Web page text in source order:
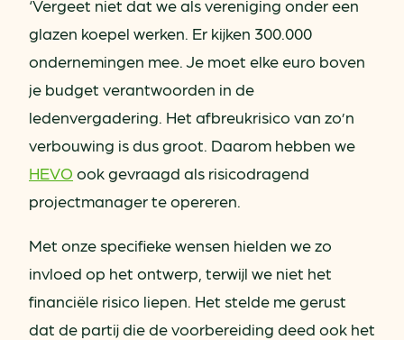
‘Vergeet niet dat we als vereniging onder een
glazen koepel werken. Er kijken 300.000
ondernemingen mee. Je moet elke euro boven
je budget verantwoorden in de
ledenvergadering. Het afbreukrisico van zo’n
verbouwing is dus groot. Daarom hebben we
HEVO ook gevraagd als risicodragend
projectmanager te opereren.
Met onze specifieke wensen hielden we zo
invloed op het ontwerp, terwijl we niet het
financiële risico liepen. Het stelde me gerust
dat de partij die de voorbereiding deed ook het